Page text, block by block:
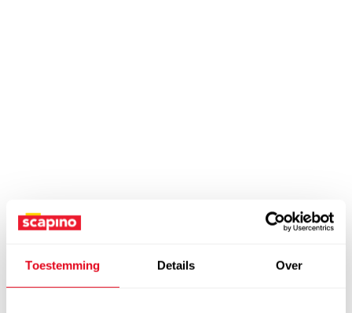
Toestemming Details Over